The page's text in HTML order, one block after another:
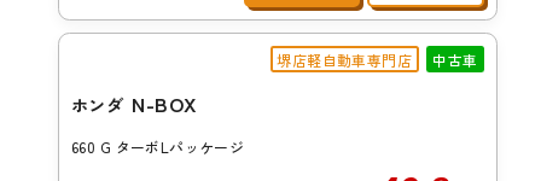
堺店軽自動車専門店 中古車
ホンダ N-BOX
660 G ターボLパッケージ